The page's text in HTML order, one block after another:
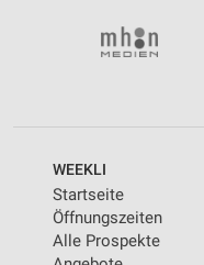
WEEKLI
Startseite
Öffnungszeiten
Alle Prospekte